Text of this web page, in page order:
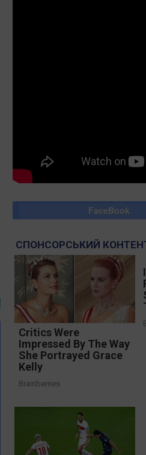
FaceBook
СПОНСОРСЬКИЙ
Critics Were
Impressed By The Way
She Portrayed Grace
Kelly
Brainberries